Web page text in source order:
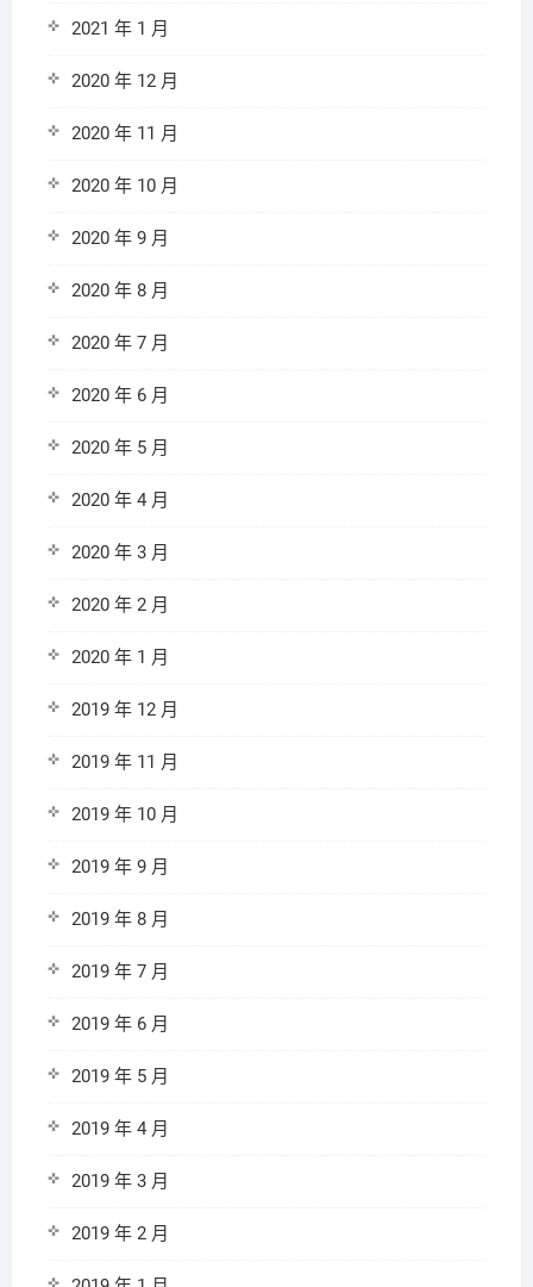
2021 年 1 月
2020 年 12 月
2020 年 11 月
2020 年 10 月
2020 年 9 月
2020 年 8 月
2020 年 7 月
2020 年 6 月
2020 年 5 月
2020 年 4 月
2020 年 3 月
2020 年 2 月
2020 年 1 月
2019 年 12 月
2019 年 11 月
2019 年 10 月
2019 年 9 月
2019 年 8 月
2019 年 7 月
2019 年 6 月
2019 年 5 月
2019 年 4 月
2019 年 3 月
2019 年 2 月